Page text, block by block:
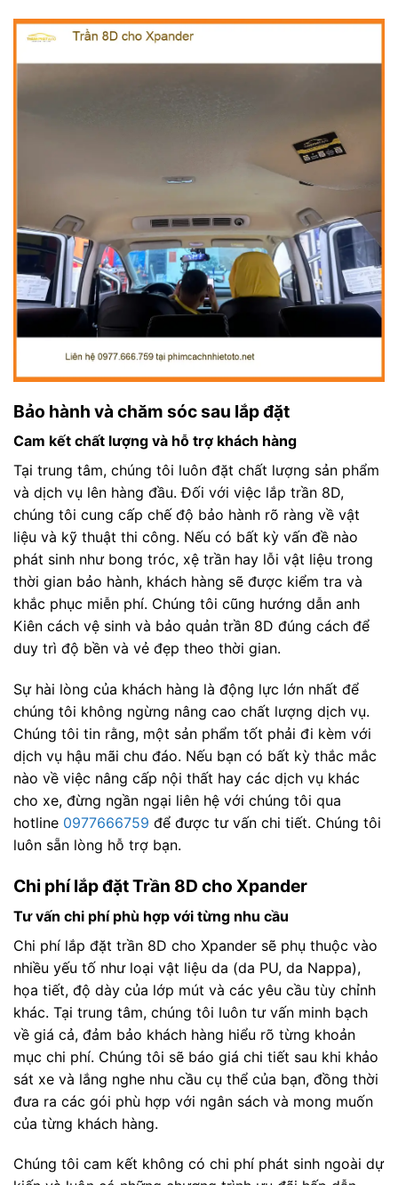
Bảo hành và chăm sóc sau lắp đặt
Cam kết chất lượng và hỗ trợ khách hàng
Tại trung tâm, chúng tôi luôn đặt chất lượng sản phẩm
và dịch vụ lên hàng đầu. Đối với việc lắp trần 8D,
chúng tôi cung cấp chế độ bảo hành rõ ràng về vật
liệu và kỹ thuật thi công. Nếu có bất kỳ vấn đề nào
phát sinh như bong tróc, xệ trần hay lỗi vật liệu trong
thời gian bảo hành, khách hàng sẽ được kiểm tra và
khắc phục miễn phí. Chúng tôi cũng hướng dẫn anh
Kiên cách vệ sinh và bảo quản trần 8D đúng cách để
duy trì độ bền và vẻ đẹp theo thời gian.
Sự hài lòng của khách hàng là động lực lớn nhất để
chúng tôi không ngừng nâng cao chất lượng dịch vụ.
Chúng tôi tin rằng, một sản phẩm tốt phải đi kèm với
dịch vụ hậu mãi chu đáo. Nếu bạn có bất kỳ thắc mắc
nào về việc nâng cấp nội thất hay các dịch vụ khác
cho xe, đừng ngần ngại liên hệ với chúng tôi qua
hotline 0977666759 để được tư vấn chi tiết. Chúng tôi
luôn sẵn lòng hỗ trợ bạn.
Chi phí lắp đặt Trần 8D cho Xpander
Tư vấn chi phí phù hợp với từng nhu cầu
Chi phí lắp đặt trần 8D cho Xpander sẽ phụ thuộc vào
nhiều yếu tố như loại vật liệu da (da PU, da Nappa),
họa tiết, độ dày của lớp mút và các yêu cầu tùy chỉnh
khác. Tại trung tâm, chúng tôi luôn tư vấn minh bạch
về giá cả, đảm bảo khách hàng hiểu rõ từng khoản
mục chi phí. Chúng tôi sẽ báo giá chi tiết sau khi khảo
sát xe và lắng nghe nhu cầu cụ thể của bạn, đồng thời
đưa ra các gói phù hợp với ngân sách và mong muốn
của từng khách hàng.
Chúng tôi cam kết không có chi phí phát sinh ngoài dự